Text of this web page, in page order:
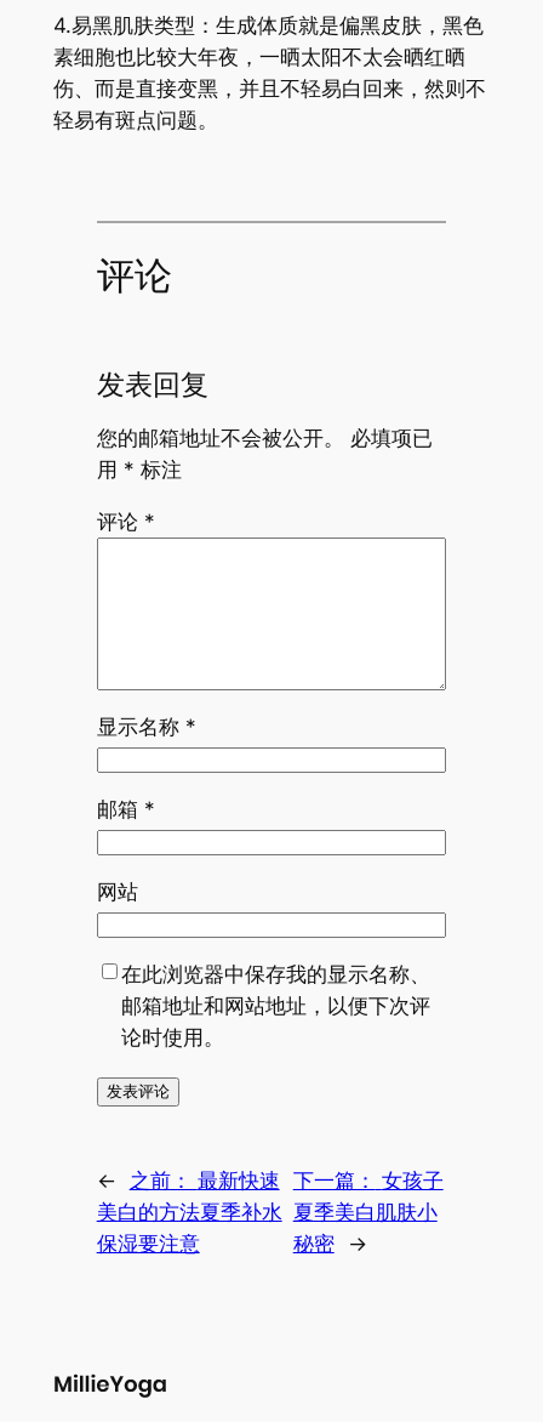
4.易黑肌肤类型：生成体质就是偏黑皮肤，黑色
素细胞也比较大年夜，一晒太阳不太会晒红晒
伤、而是直接变黑，并且不轻易白回来，然则不
轻易有斑点问题。
评论
发表回复
您的邮箱地址不会被公开。
必填项已
用 * 标注
评论 *
显示名称 *
邮箱 *
网站
在此浏览器中保存我的显示名称、
邮箱地址和网站地址，以便下次评
论时使用。
← 之前： 最新快速
美白的方法夏季补水
保湿要注意
下一篇： 女孩子
夏季美白肌肤小
秘密
→